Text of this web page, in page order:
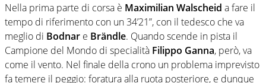
Nella prima parte di corsa è Maximilian Walscheid a fare il
tempo di riferimento con un 34’21”, con il tedesco che va
meglio di Bodnar e Brändle. Quando scende in pista il
Campione del Mondo di specialità Filippo Ganna, però, va
come il vento. Nel finale della crono un problema imprevisto
fa temere il peggio: foratura alla ruota posteriore, e dunque